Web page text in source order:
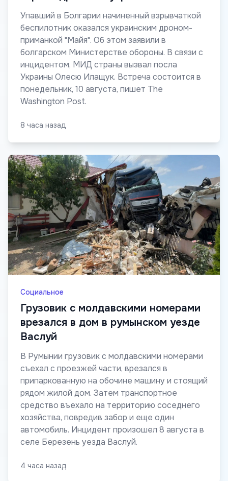
Упавший в Болгарии начиненный взрывчаткой
беспилотник оказался украинским дроном-
приманкой "Майя". Об этом заявили в
болгарском Министерстве обороны. В связи с
инцидентом, МИД страны вызвал посла
Украины Олесю Илащук. Встреча состоится в
понедельник, 10 августа, пишет The
Washington Post.
8 часа назад
Социальное
Грузовик с молдавскими номерами
врезался в дом в румынском уезде
Васлуй
В Румынии грузовик с молдавскими номерами
съехал с проезжей части, врезался в
припаркованную на обочине машину и стоящий
рядом жилой дом. Затем транспортное
средство въехало на территорию соседнего
хозяйства, повредив забор и еще один
автомобиль. Инцидент произошел 8 августа в
селе Березень уезда Васлуй.
4 часа назад